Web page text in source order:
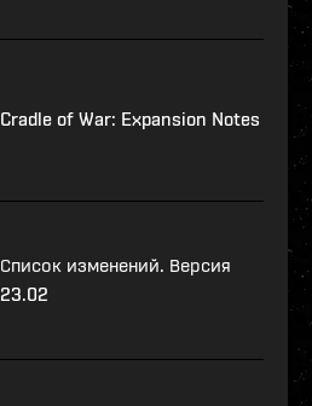
Cradle of War: Expansion Notes
Список изменений. Версия
23.02